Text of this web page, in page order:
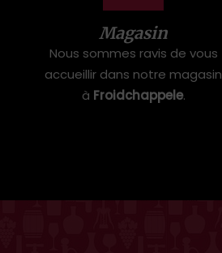
Magasin
Nous sommes ravis de vous
accueillir dans notre magasin
à Froidchappele.